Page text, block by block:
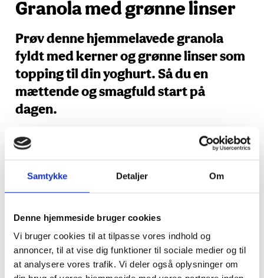
Samtykke Detaljer Om
Denne hjemmeside bruger cookies
Vi bruger cookies til at tilpasse vores indhold og
annoncer, til at vise dig funktioner til sociale medier og til
at analysere vores trafik. Vi deler også oplysninger om
Granola med grønne linser
Prøv denne hjemmelavede granola
fyldt med kerner og grønne linser som
topping til din yoghurt. Så du en
mættende og smagfuld start på
dagen.
Ingredienser
1 dl grønne linser
1 dl hørfrø
1 dl grovvalsede havregryn
1 dl mandler
1 dl græskarkerner
4 spsk honning